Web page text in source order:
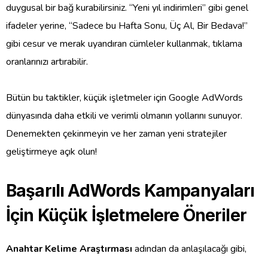
duygusal bir bağ kurabilirsiniz. “Yeni yıl indirimleri” gibi genel
ifadeler yerine, “Sadece bu Hafta Sonu, Üç Al, Bir Bedava!”
gibi cesur ve merak uyandıran cümleler kullanmak, tıklama
oranlarınızı artırabilir.
Bütün bu taktikler, küçük işletmeler için Google AdWords
dünyasında daha etkili ve verimli olmanın yollarını sunuyor.
Denemekten çekinmeyin ve her zaman yeni stratejiler
geliştirmeye açık olun!
Başarılı AdWords Kampanyaları
İçin Küçük İşletmelere Öneriler
Anahtar Kelime Araştırması adından da anlaşılacağı gibi,